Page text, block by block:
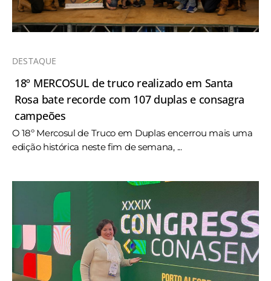
DESTAQUE
18º MERCOSUL de truco realizado em Santa
Rosa bate recorde com 107 duplas e consagra
campeões
O 18º Mercosul de Truco em Duplas encerrou mais uma
edição histórica neste fim de semana, ...